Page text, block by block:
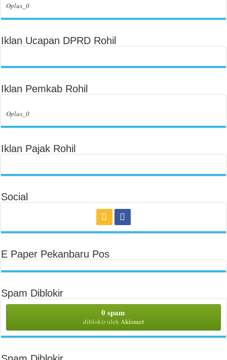
Oplus_0
Iklan Ucapan DPRD Rohil
Iklan Pemkab Rohil
Oplus_0
Iklan Pajak Rohil
Social
E Paper Pekanbaru Pos
Spam Diblokir
0 spam
diblokir oleh Akismet